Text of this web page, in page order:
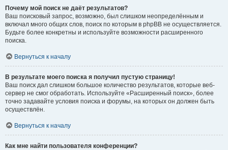
Почему мой поиск не даёт результатов?
Ваш поисковый запрос, возможно, был слишком неопределённым и
включал много общих слов, поиск по которым в phpBB не осуществляется.
Будьте более конкретны и используйте возможности расширенного
поиска.
Вернуться к началу
В результате моего поиска я получил пустую страницу!
Ваш поиск дал слишком большое количество результатов, которые веб-
сервер не смог обработать. Используйте «Расширенный поиск», более
точно задавайте условия поиска и форумы, на которых он должен быть
осуществлён.
Вернуться к началу
Как мне найти пользователя конференции?